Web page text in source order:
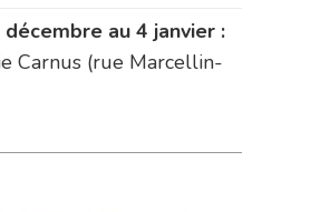
décembre au 4 janvier :
Carnus (rue Marcellin-